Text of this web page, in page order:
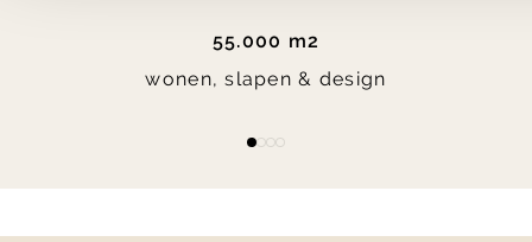
55.000 m2
wonen, slapen & design